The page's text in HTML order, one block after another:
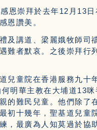
恩崇拜於去年12月13
恩讚美。
及講道、梁麗娥牧師
難者默哀。之後崇拜
兒童院在香港服務九
明華主教在大埔道13
的難民兒童。他們除
初十幾年，聖基道兒
，最廣為人知莫過於